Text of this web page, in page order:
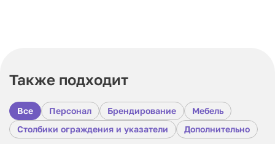
Также подходит
Все Персонал Брендирование
Мебель
Столбики ограждения и указатели
Дополнительно